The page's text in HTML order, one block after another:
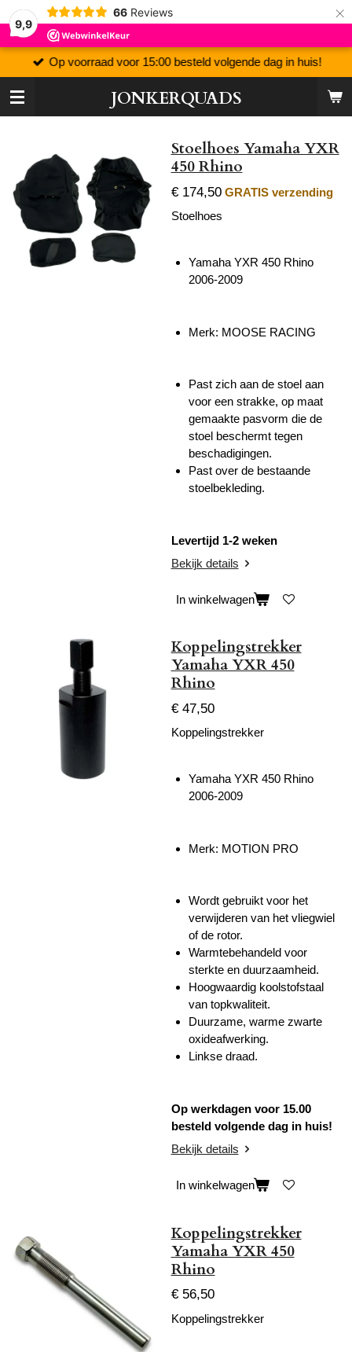
9,9
66 Reviews ×
JONKERQUADS
Op voorraad voor 15:00 besteld volgende dag in huis!
Stoelhoes Yamaha YXR
450 Rhino
€ 174,50 GRATIS verzending
Stoelhoes
Yamaha YXR 450 Rhino
2006-2009
Merk: MOOSE RACING
Past zich aan de stoel aan
voor een strakke, op maat
gemaakte pasvorm die de
stoel beschermt tegen
beschadigingen.
Past over de bestaande
stoelbekleding.
Levertijd 1-2 weken
Bekijk details
In winkelwagen
Koppelingstrekker
Yamaha YXR 450
Rhino
€ 47,50
Koppelingstrekker
Yamaha YXR 450 Rhino
2006-2009
Merk: MOTION PRO
Wordt gebruikt voor het
verwijderen van het vliegwiel
of de rotor.
Warmtebehandeld voor
sterkte en duurzaamheid.
Hoogwaardig koolstofstaal
van topkwaliteit.
Duurzame, warme zwarte
oxideafwerking.
Linkse draad.
Op werkdagen voor 15.00
besteld volgende dag in huis!
Bekijk details
In winkelwagen
Koppelingstrekker
Yamaha YXR 450
Rhino
€ 56,50
Koppelingstrekker